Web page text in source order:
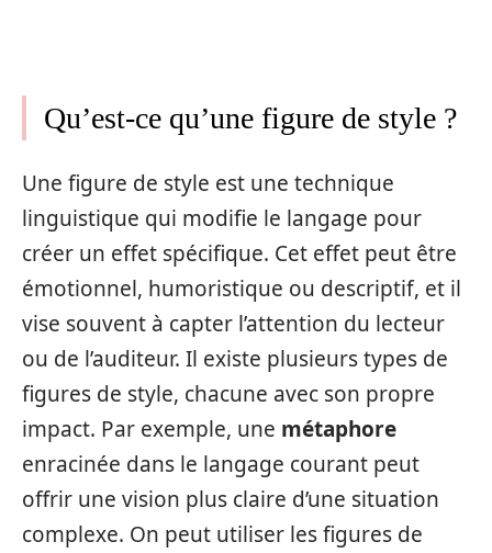
Qu’est-ce qu’une figure de style ?
Une figure de style est une technique
linguistique qui modifie le langage pour
créer un effet spécifique. Cet effet peut être
émotionnel, humoristique ou descriptif, et il
vise souvent à capter l’attention du lecteur
ou de l’auditeur. Il existe plusieurs types de
figures de style, chacune avec son propre
impact. Par exemple, une métaphore
enracinée dans le langage courant peut
offrir une vision plus claire d’une situation
complexe. On peut utiliser les figures de